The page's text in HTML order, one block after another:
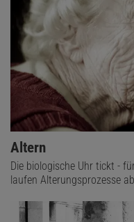
Altern
Die biologische Uhr tickt -
laufen Alterungsprozesse